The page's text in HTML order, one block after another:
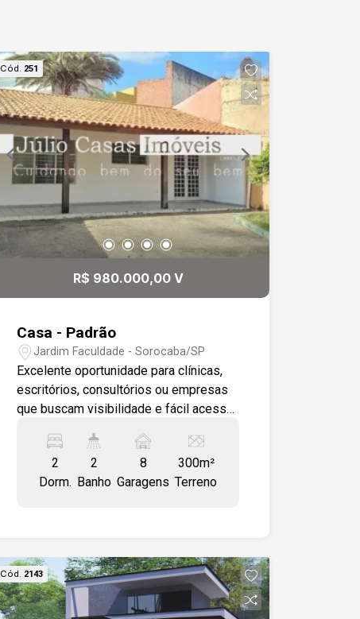
Cód. 251
R$ 980.000,00 V
Casa - Padrão
Jardim Faculdade - Sorocaba/SP
Excelente oportunidade para clínicas,
escritórios, consultórios ou empresas
que buscam visibilidade e fácil acesso.
varanda, ampla sala integrada à cozinha
americana, área de serviço, 2
dormitórios (sendo 1 suíte) e banheiro
praticidade e fácil manutenção. Na área
externa, destaque para o amplo quintal
com jardim, oferecendo espaço para
2
Dorm.
2
Banho
8
Garagens
300m²
Terreno
Cód. 2143